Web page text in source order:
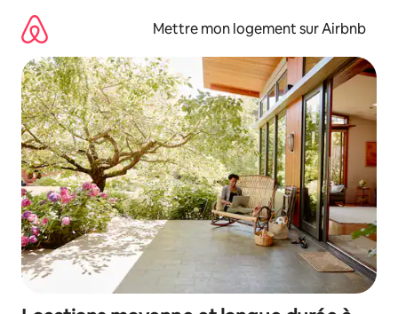
directement
contenu
Mettre mon logement sur Airbnb